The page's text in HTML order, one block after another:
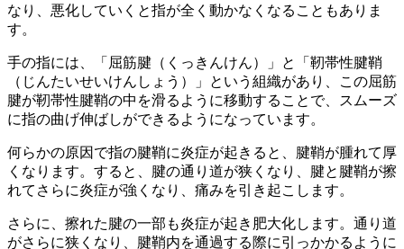
なり、悪化していくと指が全く動かなくなることもありま
す。
手の指には、「屈筋腱（くっきんけん）」と「靭帯性腱鞘
（じんたいせいけんしょう）」という組織があり、この屈筋
腱が靭帯性腱鞘の中を滑るように移動することで、スムーズ
に指の曲げ伸ばしができるようになっています。
何らかの原因で指の腱鞘に炎症が起きると、腱鞘が腫れて厚
くなります。すると、腱の通り道が狭くなり、腱と腱鞘が擦
れてさらに炎症が強くなり、痛みを引き起こします。
さらに、擦れた腱の一部も炎症が起き肥大化します。通り道
がさらに狭くなり、腱鞘内を通過する際に引っかかるように